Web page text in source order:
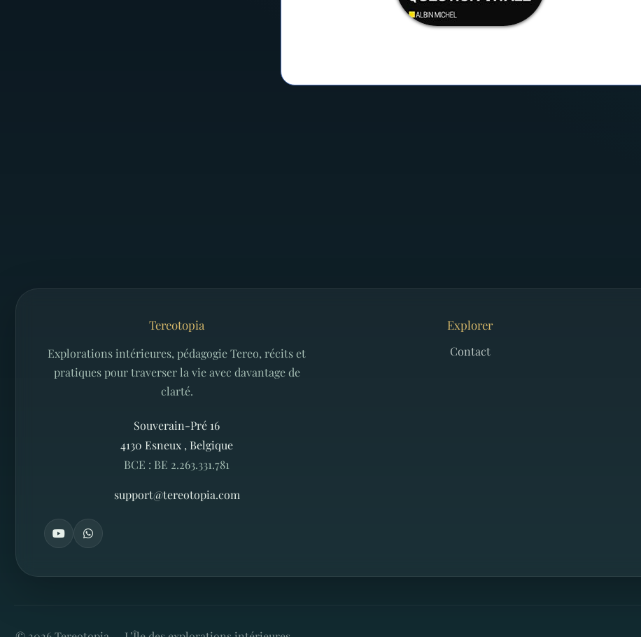
Tereotopia
Explorations intérieures, pédagogie Tereo, récits et
pratiques pour traverser la vie avec davantage de
clarté.
Souverain-Pré 16
4130 Esneux , Belgique
BCE : BE 2.263.331.781
support@tereotopia.com
Explorer
Contact